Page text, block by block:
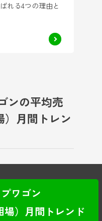
れる4つの理由と
ンの平均売
）月間トレン
ワゴン
）月間トレンド